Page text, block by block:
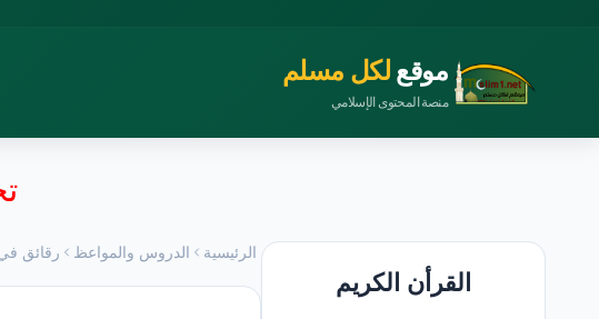
موقع لكل مسلم
منصة المحتوى الإسلامي
القرأن الكريم
الرئيسية الدروس والمواعظ رقائق